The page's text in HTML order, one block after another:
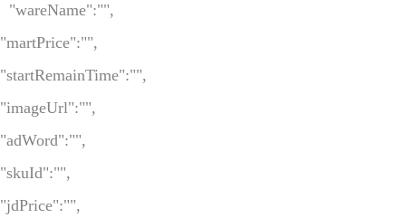
  "wareName":"",
"martPrice":"",
"startRemainTime":"",
"imageUrl":"",
"adWord":"",
"skuId":"",
"jdPrice":"",